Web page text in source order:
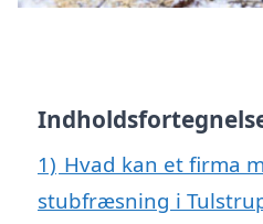
1) Hvad kan et firma
stubfræsning i